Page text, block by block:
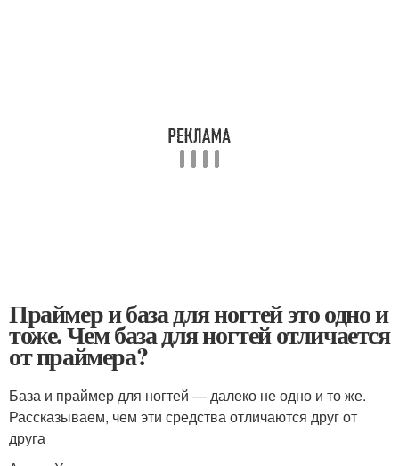
Праймер и база для ногтей это одно и
тоже. Чем база для ногтей отличается
от праймера?
База и праймер для ногтей — далеко не одно и то же.
Рассказываем, чем эти средства отличаются друг от
друга